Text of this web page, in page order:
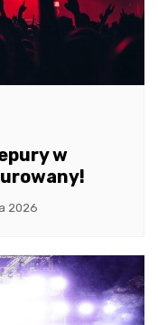
w
2026